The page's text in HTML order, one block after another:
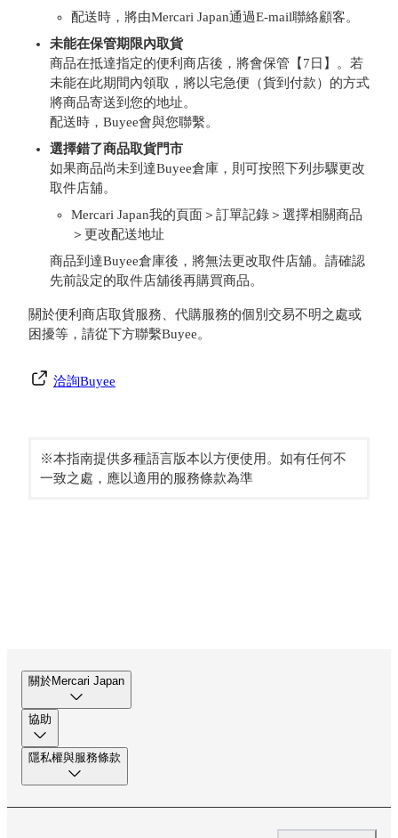
配送時，將由Mercari Japan通過E-mail聯絡顧客。
未能在保管期限內取貨
商品在抵達指定的便利商店後，將會保管【7日】。若
未能在此期間內領取，將以宅急便（貨到付款）的方式
將商品寄送到您的地址。
配送時，Buyee會與您聯繫。
選擇錯了商品取貨門市
如果商品尚未到達Buyee倉庫，則可按照下列步驟更改
取件店舖。
Mercari Japan我的頁面＞訂單記錄＞選擇相關商品
＞更改配送地址
商品到達Buyee倉庫後，將無法更改取件店舖。請確認
先前設定的取件店舖後再購買商品。
關於便利商店取貨服務、代購服務的個別交易不明之處或
困擾等，請從下方聯繫Buyee。
洽詢Buyee
※本指南提供多種語言版本以方便使用。如有任何不
一致之處，應以適用的服務條款為準
關於Mercari Japan
協助
隱私權與服務條款